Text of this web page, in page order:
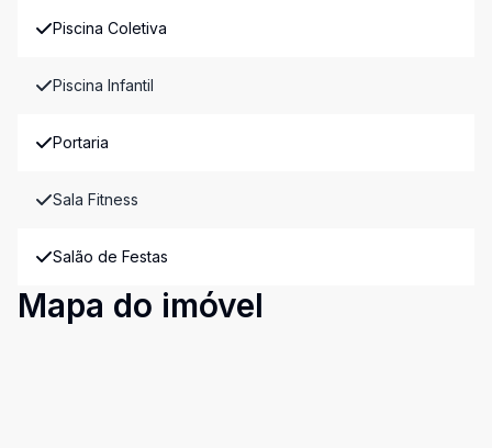
Piscina Coletiva
Piscina Infantil
Portaria
Sala Fitness
Salão de Festas
Mapa do imóvel